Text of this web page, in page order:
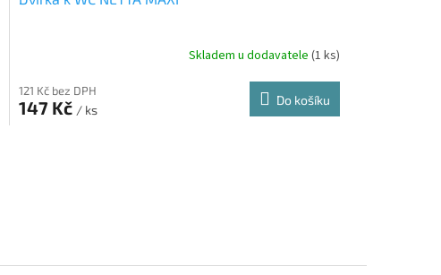
Skladem u dodavatele (1 ks)
121 Kč bez DPH
147 Kč / ks
Do košíku